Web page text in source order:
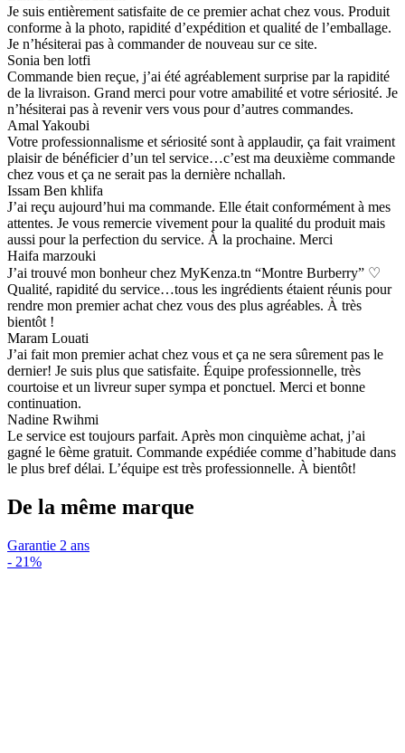
Je suis entièrement satisfaite de ce premier achat chez vous. Produit
conforme à la photo, rapidité d’expédition et qualité de l’emballage.
Je n’hésiterai pas à commander de nouveau sur ce site.
Sonia ben lotfi
Commande bien reçue, j’ai été agréablement surprise par la rapidité
de la livraison. Grand merci pour votre amabilité et votre sériosité. Je
n’hésiterai pas à revenir vers vous pour d’autres commandes.
Amal Yakoubi
Votre professionnalisme et sériosité sont à applaudir, ça fait vraiment
plaisir de bénéficier d’un tel service…c’est ma deuxième commande
chez vous et ça ne serait pas la dernière nchallah.
Issam Ben khlifa
J’ai reçu aujourd’hui ma commande. Elle était conformément à mes
attentes. Je vous remercie vivement pour la qualité du produit mais
aussi pour la perfection du service. À la prochaine. Merci
Haifa marzouki
J’ai trouvé mon bonheur chez MyKenza.tn “Montre Burberry” ♡
Qualité, rapidité du service…tous les ingrédients étaient réunis pour
rendre mon premier achat chez vous des plus agréables. À très
bientôt !
Maram Louati
J’ai fait mon premier achat chez vous et ça ne sera sûrement pas le
dernier! Je suis plus que satisfaite. Équipe professionnelle, très
courtoise et un livreur super sympa et ponctuel. Merci et bonne
continuation.
Nadine Rwihmi
Le service est toujours parfait. Après mon cinquième achat, j’ai
gagné le 6ème gratuit. Commande expédiée comme d’habitude dans
le plus bref délai. L’équipe est très professionnelle. À bientôt!
De la même marque
Garantie 2 ans
- 21%